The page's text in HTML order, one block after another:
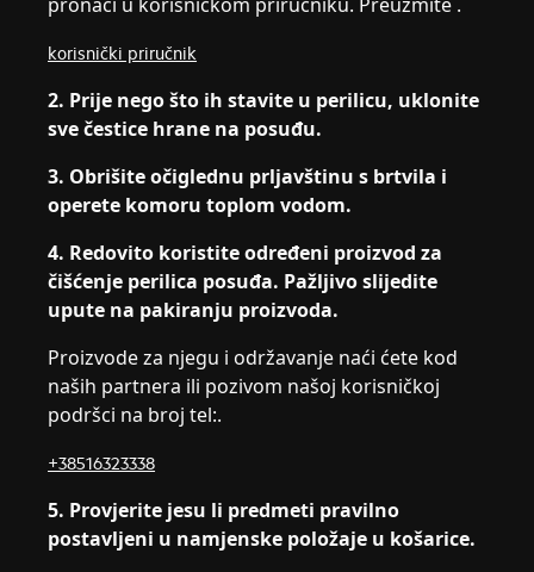
korisnički priručnik
2. Prije nego što ih stavite u perilicu, uklonite
sve čestice hrane na posuđu.
3. Obrišite očiglednu prljavštinu s brtvila i
operete komoru toplom vodom.
4. Redovito koristite određeni proizvod za
čišćenje perilica posuđa. Pažljivo slijedite
upute na pakiranju proizvoda.
Proizvode za njegu i održavanje naći ćete kod
naših partnera ili pozivom našoj korisničkoj
podršci na broj tel:.
+38516323338
5. Provjerite jesu li predmeti pravilno
postavljeni u namjenske položaje u košarice.